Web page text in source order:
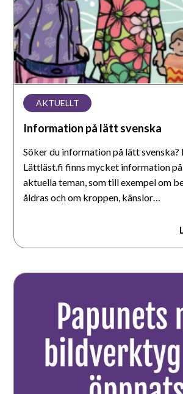
AKTUELLT
Information på lätt svenska
Söker du information på lätt
Lättläst.fi finns mycket information
aktuella teman, som till exempel om
åldras och om kroppen, känslor…
Papunets
bildverktyg